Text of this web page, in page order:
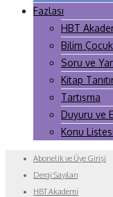
Fazlası
HBT
Bilim Çocuk
Soru ve
Kitap
Tartışma
Duyuru ve
Konu Listesi
Abonelik ve Üye Girişi
Dergi Sayıları
HBT Akademi